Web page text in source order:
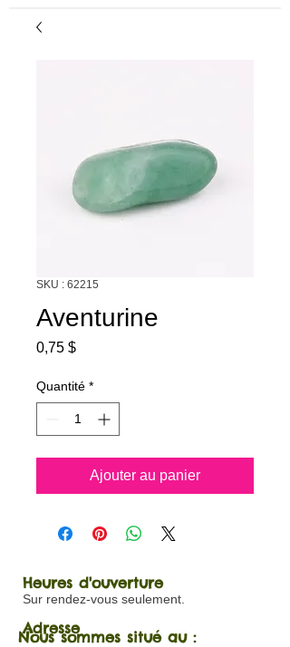
SKU : 62215
Aventurine
0,75 $Prix
Quantité *
Ajouter au panier
Heures d'ouverture
Sur rendez-vous seulement.
Adresse
Nous sommes situé au :